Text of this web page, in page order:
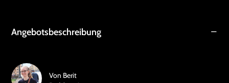
Angebotsbeschreibung
Von Berit